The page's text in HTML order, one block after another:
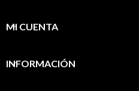
MI CUENTA
INFORMACIÓN